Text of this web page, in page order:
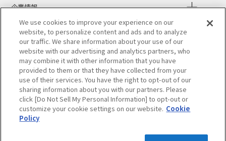
企業情報
当サイトの表示価格は個別に税込・税抜等の
記載がない場合は「税込価格」です。
Copyright ©HANKYU HANSHIN DEPARTMENT STORES, INC.
We use cookies to improve your experience on our
website, to personalize content and ads and to analyze
our traffic. We share information about your use of our
website with our advertising and analytics partners, who
may combine it with other information that you have
provided to them or that they have collected from your
use of their services. You have the right to opt-out of our
sharing information about you with our partners. Please
click [Do Not Sell My Personal Information] to opt-out or
customize your cookie settings on our website. Cookie
Policy